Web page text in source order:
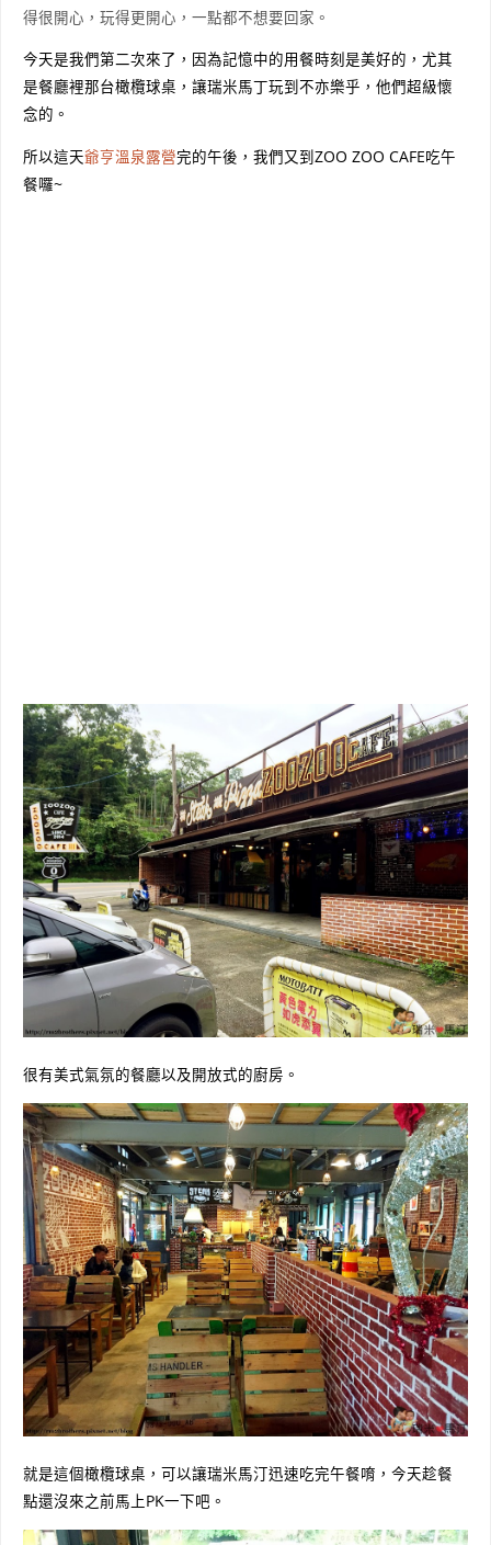
得很開心，玩得更開心，一點都不想要回家。
今天是我們第二次來了，因為記憶中的用餐時刻是美好的，尤其
是餐廳裡那台橄欖球桌，讓瑞米馬丁玩到不亦樂乎，他們超級懷
念的。
所以這天爺亨溫泉露營完的午後，我們又到ZOO ZOO CAFE吃午
餐囉~
很有美式氣氛的餐廳以及開放式的廚房。
就是這個橄欖球桌，可以讓瑞米馬汀迅速吃完午餐唷，今天趁餐
點還沒來之前馬上PK一下吧。